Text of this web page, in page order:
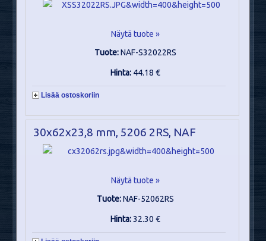
Näytä tuote »
Tuote:NAF-S32022RS
Hinta: 44.18 €
Lisää ostoskoriin
30x62x23,8 mm, 5206 2RS, NAF
Näytä tuote »
Tuote:NAF-52062RS
Hinta:32.30 €